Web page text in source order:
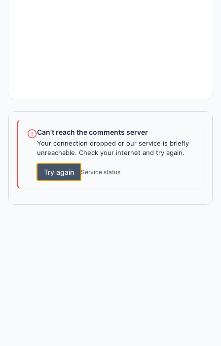
Can't reach the comments server
Your connection dropped or our service is briefly
unreachable. Check your internet and try again.
Try again Service status